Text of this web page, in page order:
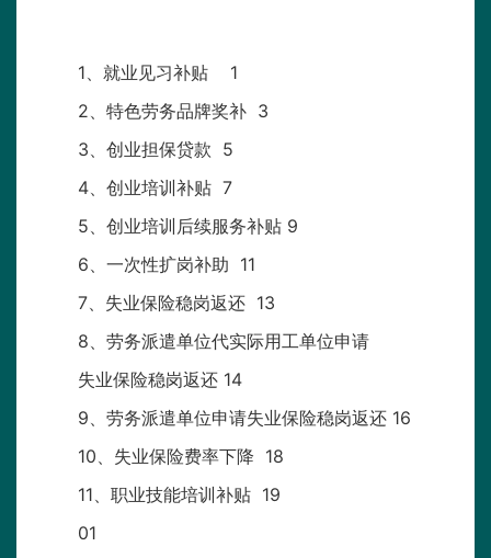
1、就业见习补贴 1
2、特色劳务品牌奖补 3
3、创业担保贷款 5
4、创业培训补贴 7
5、创业培训后续服务补贴 9
6、一次性扩岗补助 11
7、失业保险稳岗返还 13
8、劳务派遣单位代实际用工单位申请
失业保险稳岗返还 14
9、劳务派遣单位申请失业保险稳岗返还 16
10、失业保险费率下降 18
11、职业技能培训补贴 19
01